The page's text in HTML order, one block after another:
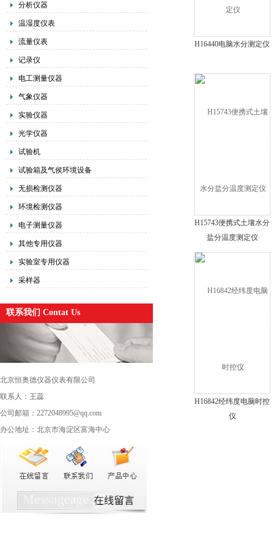
分析仪器
温湿度仪表
流量仪表
记录仪
电工测量仪器
气象仪器
实验仪器
光学仪器
试验机
试验箱及气侯环境设备
无损检测仪器
环境检测仪器
电子测量仪器
其他专用仪器
实验室专用仪器
采样器
联系我们 Contat Us
北京恒奥德仪器仪表有限公司
联系人：王蕊
公司邮箱：2272048995@qq.com
办公地址：北京市海淀区富海中心
H16440电脑水分测定仪
H15743便携式土壤水分
盐分温度测定仪
H16842经纬度电脑时控
仪